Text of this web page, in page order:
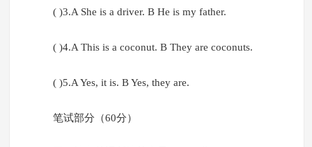
( )3.A She is a driver. B He is my father.
( )4.A This is a coconut. B They are coconuts.
( )5.A Yes, it is. B Yes, they are.
笔试部分（60分）